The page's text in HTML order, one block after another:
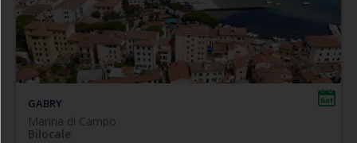
GABRY
Marina di Campo
Bilocale
complesso residenziale, è composto da soggiorno con
angolo cottura, divano letto doppio estraibile (due letti
singoli), bagno con box doccia e finestra, camera
matrimoniale con accesso alla terrazza. La
terrazza
che
si sviluppa su due lati è
arredata e dotata di tenda da
sole